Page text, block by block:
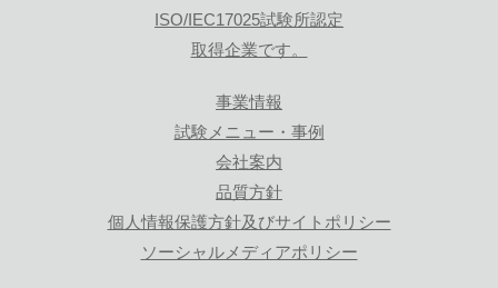
ISO/IEC17025試験所認定
取得企業です。
事業情報
試験メニュー・事例
会社案内
品質方針
個人情報保護方針及びサイトポリシー
ソーシャルメディアポリシー